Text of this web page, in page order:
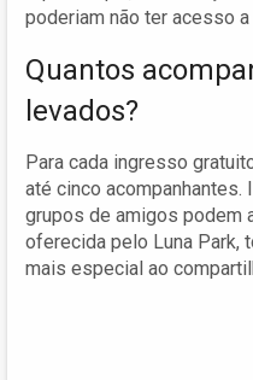
poderiam não ter acesso
Quantos
levados?
Para cada ingresso
até cinco
grupos de amigos podem
oferecida pelo Luna Park,
mais especial ao